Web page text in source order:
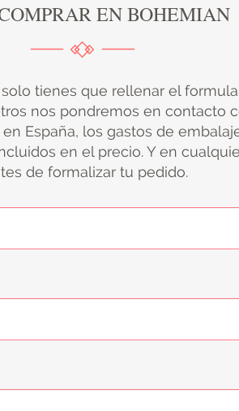
EN BOHEMIAN
tienes que rellenar el
nos pondremos en contacto
España, los gastos de
en el precio. Y en
de formalizar tu pedido.